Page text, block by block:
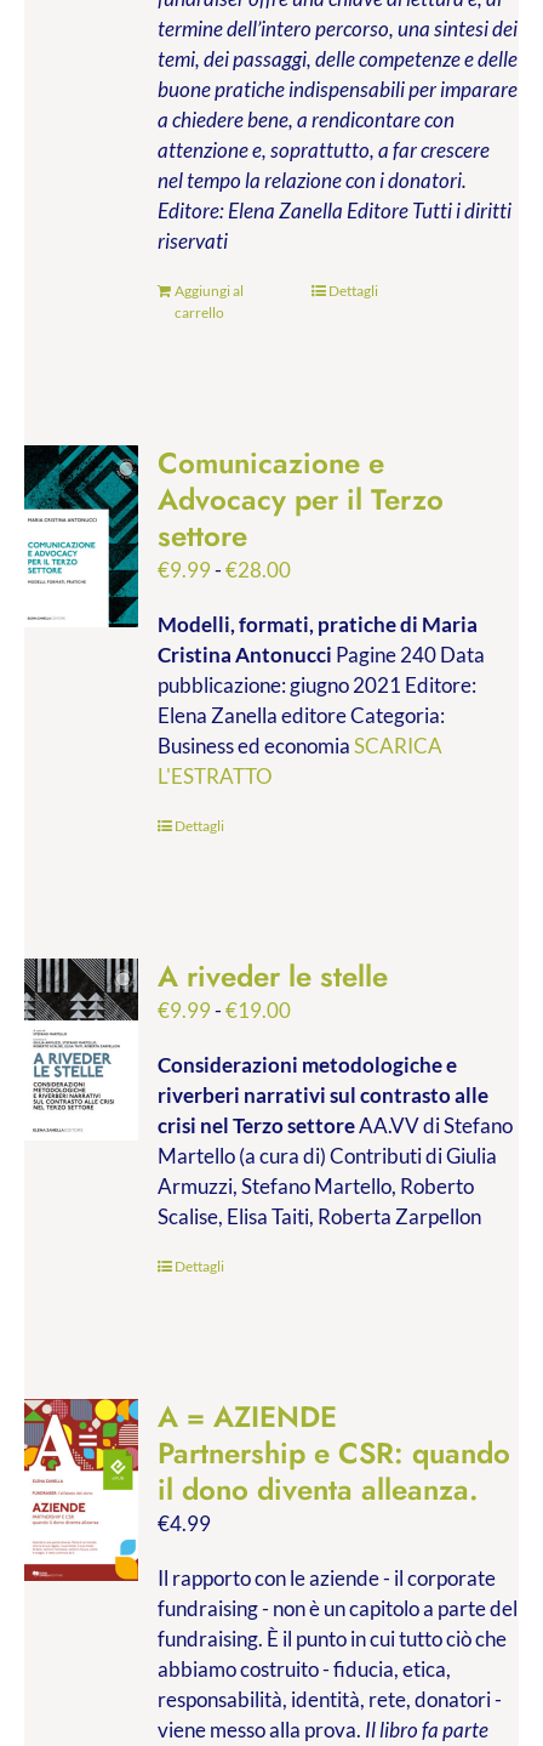
termine dell’intero percorso, una sintesi dei
temi, dei passaggi, delle competenze e delle
buone pratiche indispensabili per imparare
a chiedere bene, a rendicontare con
attenzione e, soprattutto, a far crescere
nel tempo la relazione con i donatori.
Editore: Elena Zanella EditoreTutti i diritti
riservati
Aggiungi al
carrello
Dettagli
Comunicazione e
Advocacy per il Terzo
settore
€9.99-€28.00Fascia
prezzo:
da
€9.99
a
€28.00
Modelli, formati, pratichedi Maria
Cristina Antonucci Pagine 240 Data
pubblicazione: giugno 2021 Editore:
Elena Zanella editore Categoria:
Business ed economiaSCARICA
L'ESTRATTO
Dettagli
A riveder le stelle
€9.99-€19.00Fascia
prezzo:
da
€9.99
a
€19.00
Considerazioni metodologiche e
riverberi narrativi sul contrasto alle
crisi nel Terzo settoreAA.VV di Stefano
Martello (a cura di) Contributi di Giulia
Armuzzi, Stefano Martello, Roberto
Scalise, Elisa Taiti, Roberta Zarpellon
Dettagli
A = AZIENDE
Partnership e CSR: quando
il dono diventa alleanza.
€4.99
Il rapporto con le aziende - il corporate
fundraising - non è un capitolo a parte del
fundraising. È il punto in cui tutto ciò che
abbiamo costruito - fiducia, etica,
responsabilità, identità, rete, donatori -
viene messo alla prova. Il libro fa parte